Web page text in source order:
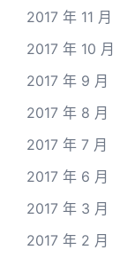
2017 年 11 月
2017 年 10 月
2017 年 9 月
2017 年 8 月
2017 年 7 月
2017 年 6 月
2017 年 3 月
2017 年 2 月